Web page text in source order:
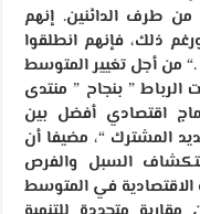
طرف الدائنين. إنهم
ذلك، فإنهم انطلقوا
من أجل تغيير المتوسط “.
” بنجاح ” منتدى
اقتصادي أفضل بين
المشترك “، مضيفا أن
السبل والفرص